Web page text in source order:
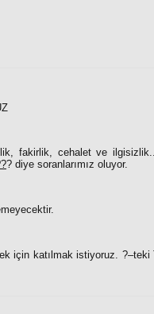
fakirlik, cehalet ve
? diye soranlarımız oluyor.
için katılmak istiyoruz.